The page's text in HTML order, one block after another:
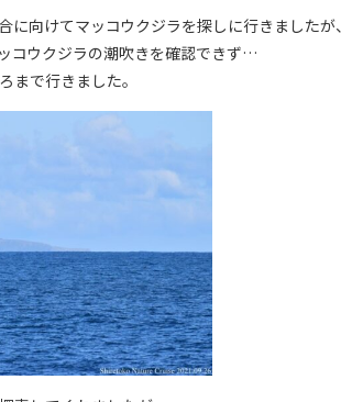
に向けてマッコウクジラを探しに行きましたが、
コウクジラの潮吹きを確認できず…
まで行きました。